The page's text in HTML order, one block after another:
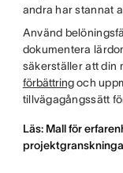
andra har stannat
Använd
dokumentera
säkerställer att din
förbättringoch
tillvägagångssätt
Läs: Mall för